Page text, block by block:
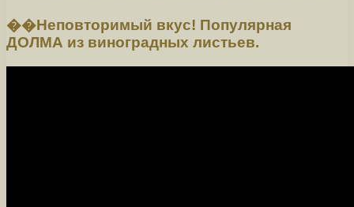
��Неповторимый вкус! Популярная
ДОЛМА из виноградных листьев.